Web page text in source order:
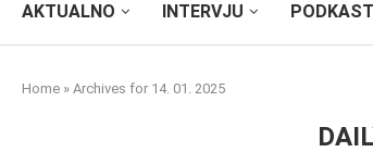
AKTUALNO INTERVJU PODKAST
Home » Archives for 14. 01. 2025